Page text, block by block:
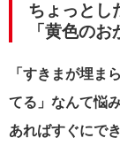
ちょっとし
「黄色のお
「すきまが埋ま
てる」なんて悩
あればすぐにで